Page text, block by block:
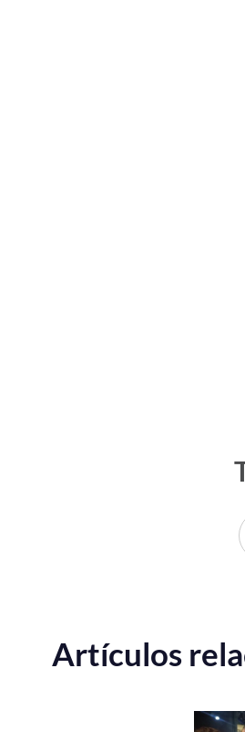
Artículos